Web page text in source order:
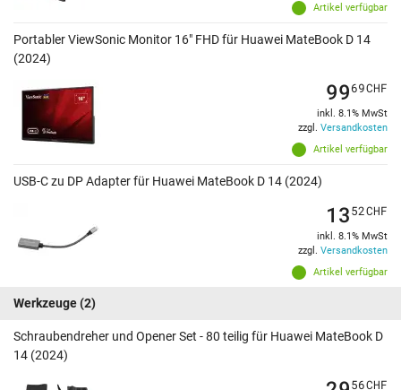
Artikel verfügbar
Portabler ViewSonic Monitor 16" FHD für Huawei MateBook D 14
(2024)
Artikel verfügbar
9969CHF
inkl. 8.1% MwSt
zzgl. Versandkosten
USB-C zu DP Adapter für Huawei MateBook D 14 (2024)
Artikel verfügbar
1352CHF
inkl. 8.1% MwSt
zzgl. Versandkosten
Werkzeuge(2)
Schraubendreher und Opener Set - 80 teilig für Huawei MateBook D
14 (2024)
56CHF